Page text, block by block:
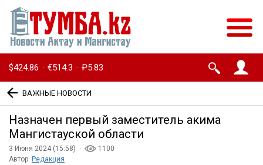
$424.86 · €514.3 · ₽5.83
ВАЖНЫЕ НОВОСТИ
Назначен первый заместитель акима
Мангистауской области
3 Июня 2024 (15:58) ·
1100
Автор: Редакция